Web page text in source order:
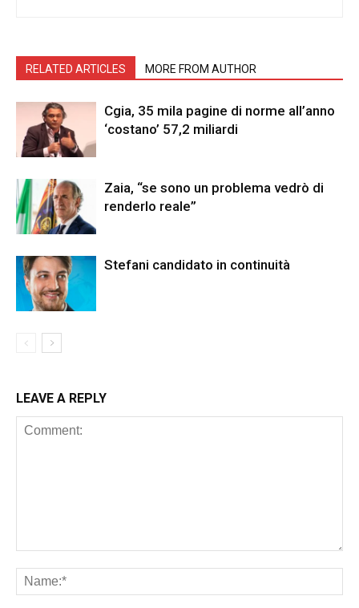
RELATED ARTICLES MORE FROM AUTHOR
Cgia, 35 mila pagine di norme all’anno
‘costano’ 57,2 miliardi
Zaia, “se sono un problema vedrò di
renderlo reale”
Stefani candidato in continuità
LEAVE A REPLY